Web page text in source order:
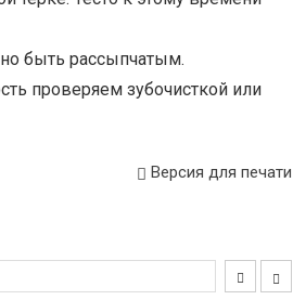
быть рассыпчатым.
проверяем зубочисткой или
Версия для печати